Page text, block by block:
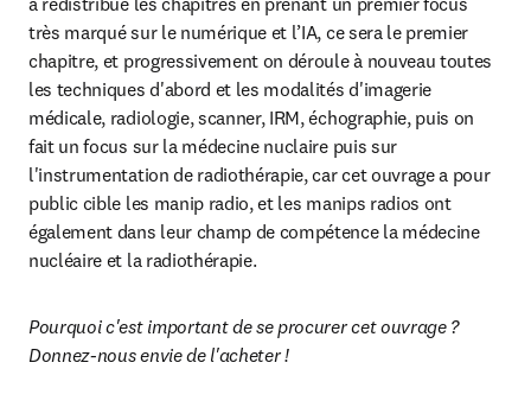
très marqué sur le numérique et l’IA, ce sera le premier
chapitre, et progressivement on déroule à nouveau toutes
les techniques d'abord et les modalités d'imagerie
médicale, radiologie, scanner, IRM, échographie, puis on
fait un focus sur la médecine nuclaire puis sur
l'instrumentation de radiothérapie, car cet ouvrage a pour
public cible les manip radio, et les manips radios ont
également dans leur champ de compétence la médecine
nucléaire et la radiothérapie.
Pourquoi c'est important de se procurer cet ouvrage ?
Donnez-nous envie de l'acheter !